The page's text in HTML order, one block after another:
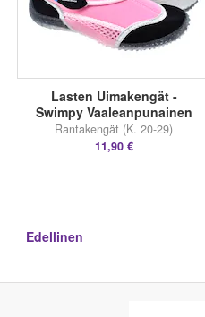
Lasten Uimakengät -
Swimpy Vaaleanpunainen
Rantakengät (K. 20-29)
11,90 €
Edellinen